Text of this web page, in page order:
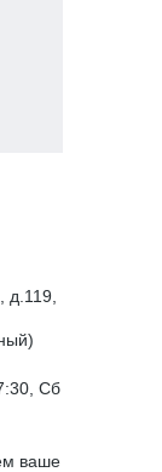
д.119,
Сб
ваше